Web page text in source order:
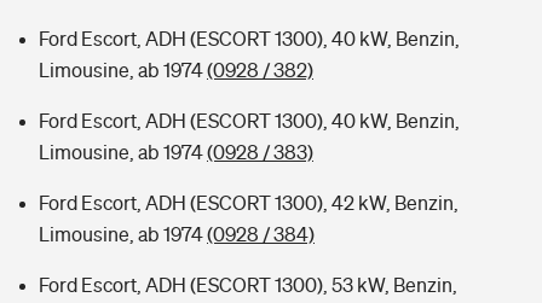
Ford Escort, ADH (ESCORT 1300), 40 kW, Benzin,
Limousine, ab 1974(0928 / 382)
Ford Escort, ADH (ESCORT 1300), 40 kW, Benzin,
Limousine, ab 1974(0928 / 383)
Ford Escort, ADH (ESCORT 1300), 42 kW, Benzin,
Limousine, ab 1974(0928 / 384)
Ford Escort, ADH (ESCORT 1300), 53 kW, Benzin,